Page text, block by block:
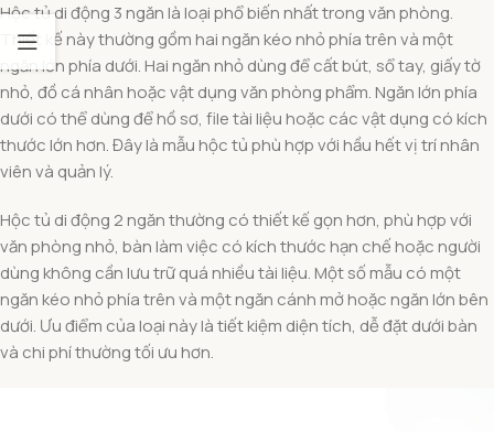
Hộc tủ di động 3 ngăn là loại phổ biến nhất trong văn phòng.
Thiết kế này thường gồm hai ngăn kéo nhỏ phía trên và một
ngăn lớn phía dưới. Hai ngăn nhỏ dùng để cất bút, sổ tay, giấy tờ
nhỏ, đồ cá nhân hoặc vật dụng văn phòng phẩm. Ngăn lớn phía
dưới có thể dùng để hồ sơ, file tài liệu hoặc các vật dụng có kích
thước lớn hơn. Đây là mẫu hộc tủ phù hợp với hầu hết vị trí nhân
viên và quản lý.
Hộc tủ di động 2 ngăn thường có thiết kế gọn hơn, phù hợp với
văn phòng nhỏ, bàn làm việc có kích thước hạn chế hoặc người
dùng không cần lưu trữ quá nhiều tài liệu. Một số mẫu có một
ngăn kéo nhỏ phía trên và một ngăn cánh mở hoặc ngăn lớn bên
dưới. Ưu điểm của loại này là tiết kiệm diện tích, dễ đặt dưới bàn
và chi phí thường tối ưu hơn.